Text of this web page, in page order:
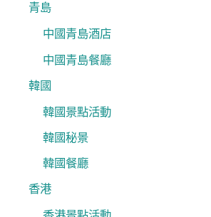
青島
中國青島酒店
中國青島餐廳
韓國
韓國景點活動
韓國秘景
韓國餐廳
香港